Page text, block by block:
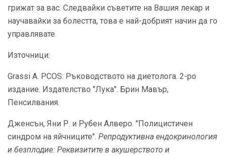
грижат за вас. Следвайки съветите на Вашия лекар и
научавайки за болестта, това е най-добрият начин да го
управлявате.
Източници:
Grassi A. PCOS: Ръководството на диетолога. 2-ро
издание. Издателство "Лука". Брин Мавър,
Пенсилвания.
Дженсън, Яни Р. и Рубен Алверо. "Полицистичен
синдром на яйчниците". Репродуктивна ендокринология
и безплодие: Реквизитите в акушерството и